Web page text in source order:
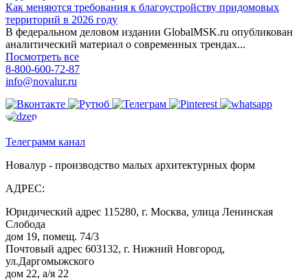
Как меняются требования к благоустройству придомовых
территорий в 2026 году
В федеральном деловом издании GlobalMSK.ru опубликован
аналитический материал о современных трендах...
Посмотреть все
8-800-600-72-87
info@novalur.ru
Телеграмм канал
Новалур - производство малых архитектурных форм
АДРЕС:
Юридический адрес 115280, г. Москва, улица Ленинская
Слобода
дом 19, помещ. 74/3
Почтовый адрес 603132, г. Нижний Новгород,
ул.Даргомыжского
дом 22, а/я 22